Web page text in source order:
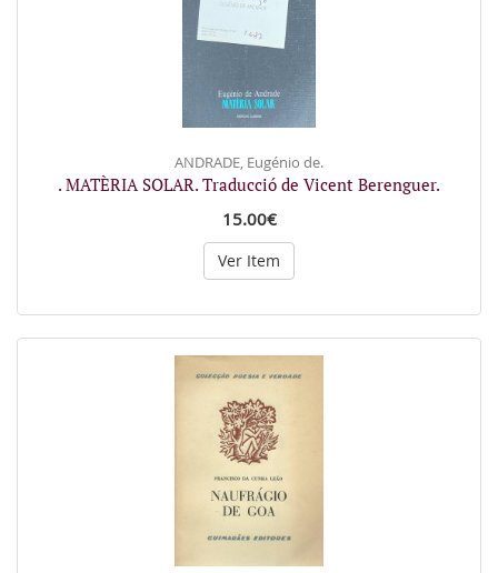
ANDRADE, Eugénio de.
. MATÈRIA SOLAR. Traducció de Vicent Berenguer.
15.00€
Ver Item